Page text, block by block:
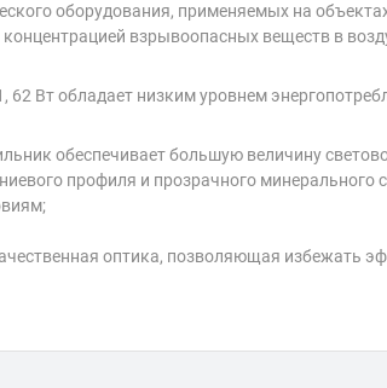
оборудования, применяемых на
взрывоопасных веществ в
62 Вт обладает низким уровнем
обеспечивает большую величину
профиля и прозрачного минерального
оптика, позволяющая избежать